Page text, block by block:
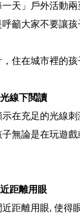
一天」戶外活動
呼籲大家不要讓孩
，住在城市裡的
線下閲讀
在充足的光線
子無論是在玩遊
距離用眼
近距離用眼, 使得